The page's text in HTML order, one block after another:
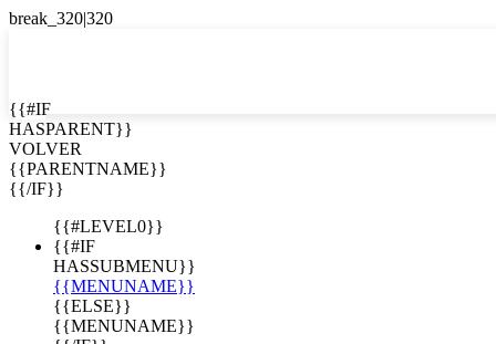

EN
ES
{{#IF
HASPARENT}}
VOLVER
{{PARENTNAME}}
{{/IF}}
{{#LEVEL0}}
{{#IF
HASSUBMENU}}
{{MENUNAME}}
{{ELSE}}
{{MENUNAME}}